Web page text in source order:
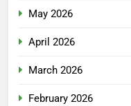
May 2026
April 2026
March 2026
February 2026